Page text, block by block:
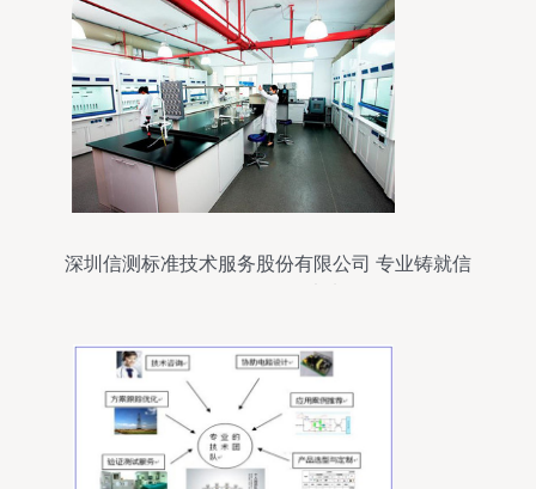
深圳信测标准技术服务股份有限公司 专业铸就信